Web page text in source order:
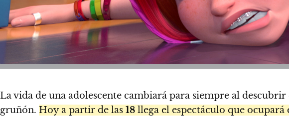
La vida de una adolescente cambiará para siempre al
gruñón. Hoy a partir de las 18 llega el espectáculo que